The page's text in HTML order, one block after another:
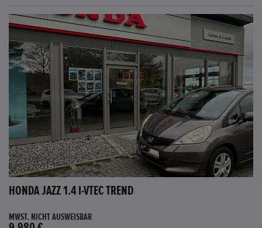
HONDA JAZZ 1.4 I-VTEC TREND
MWST. NICHT AUSWEISBAR